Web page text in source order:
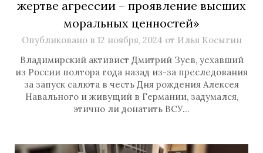
жертве агрессии – проявление высших
моральных ценностей»
Опубликовано в 12 ноября, 2024 от Илья Косыгин
Владимирский активист Дмитрий Зуев, уехавший
из России полтора года назад из-за преследования
за запуск салюта в честь Дня рождения Алексея
Навального и живущий в Германии, задумался,
этично ли донатить ВСУ…